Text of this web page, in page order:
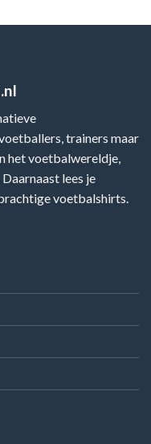
trainers maar
het voetbalwereldje,
lees je
voetbalshirts.